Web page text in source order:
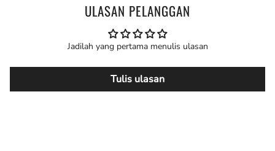
ULASAN PELANGGAN
Jadilah yang pertama menulis ulasan
Tulis ulasan